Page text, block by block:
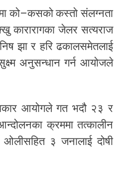
को–कसको कस्तो संलग्नता
कारारागका जेलर सत्यराज
झा र हरि ढकालसमेतलाई
अनुसन्धान गर्न आयोजले
आयोगले गत भदौ २३ र
क्रममा तत्कालीन
ओलीसहित ३ जनालाई दोषी